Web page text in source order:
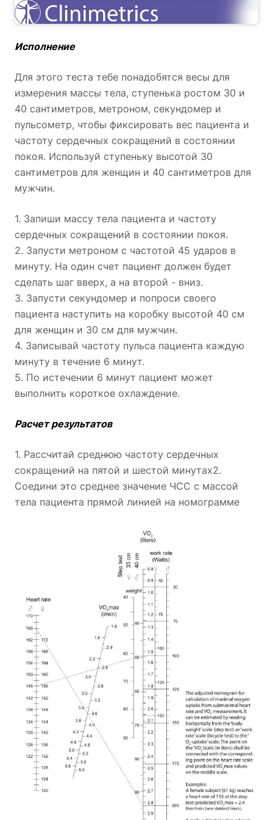
Исполнение
Для этого теста тебе понадобятся весы для
измерения массы тела, ступенька ростом 30 и
40 сантиметров, метроном, секундомер и
пульсометр, чтобы фиксировать вес пациента и
частоту сердечных сокращений в состоянии
покоя. Используй ступеньку высотой 30
сантиметров для женщин и 40 сантиметров для
мужчин.
1. Запиши массу тела пациента и частоту
сердечных сокращений в состоянии покоя.
2. Запусти метроном с частотой 45 ударов в
минуту. На один счет пациент должен будет
сделать шаг вверх, а на второй - вниз.
3. Запусти секундомер и попроси своего
пациента наступить на коробку высотой 40 см
для женщин и 30 см для мужчин.
4. Записывай частоту пульса пациента каждую
минуту в течение 6 минут.
5. По истечении 6 минут пациент может
выполнить короткое охлаждение.
Расчет результатов
1. Рассчитай среднюю частоту сердечных
сокращений на пятой и шестой минутах2.
Соедини это среднее значение ЧСС с массой
тела пациента прямой линией на номограмме